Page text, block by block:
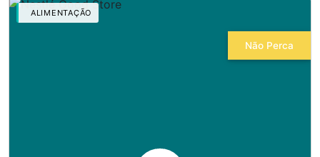
Não Perca
ALIMENTAÇÃO